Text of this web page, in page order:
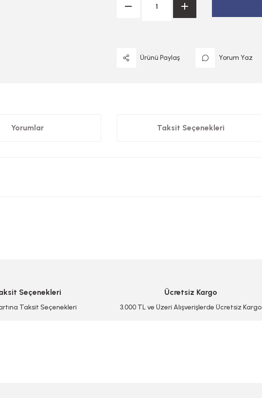
Ürünü Paylaş Yorum Yaz
Yorumlar Taksit Seçenekleri
Seçenekleri
Taksit Seçenekleri
Ücretsiz Kargo
3.000 TL ve Üzeri Alışverişlerde Ücretsiz Kargo